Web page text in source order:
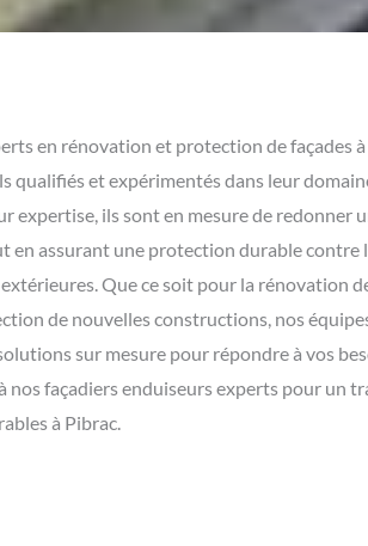
en rénovation et protection de façades à
qualifiés et expérimentés dans leur
expertise, ils sont en mesure de redonner
en assurant une protection durable contre
Que ce soit pour la rénovation
de nouvelles constructions, nos
sur mesure pour répondre à vos
nos façadiers enduiseurs experts pour un
à Pibrac.